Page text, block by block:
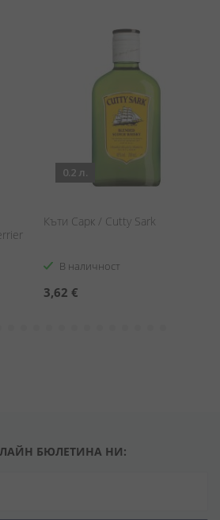
0.2 л.
Къти Сарк / Cutty Sark
В наличност
3,62 €
БЮЛЕТИНА НИ: